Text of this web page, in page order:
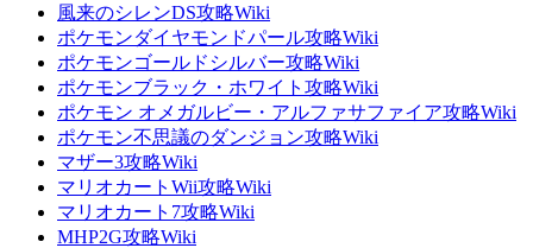
風来のシレンDS攻略Wiki
ポケモンダイヤモンドパール攻略Wiki
ポケモンゴールドシルバー攻略Wiki
ポケモンブラック・ホワイト攻略Wiki
ポケモン オメガルビー・アルファサファイア攻略Wiki
ポケモン不思議のダンジョン攻略Wiki
マザー3攻略Wiki
マリオカートWii攻略Wiki
マリオカート7攻略Wiki
MHP2G攻略Wiki